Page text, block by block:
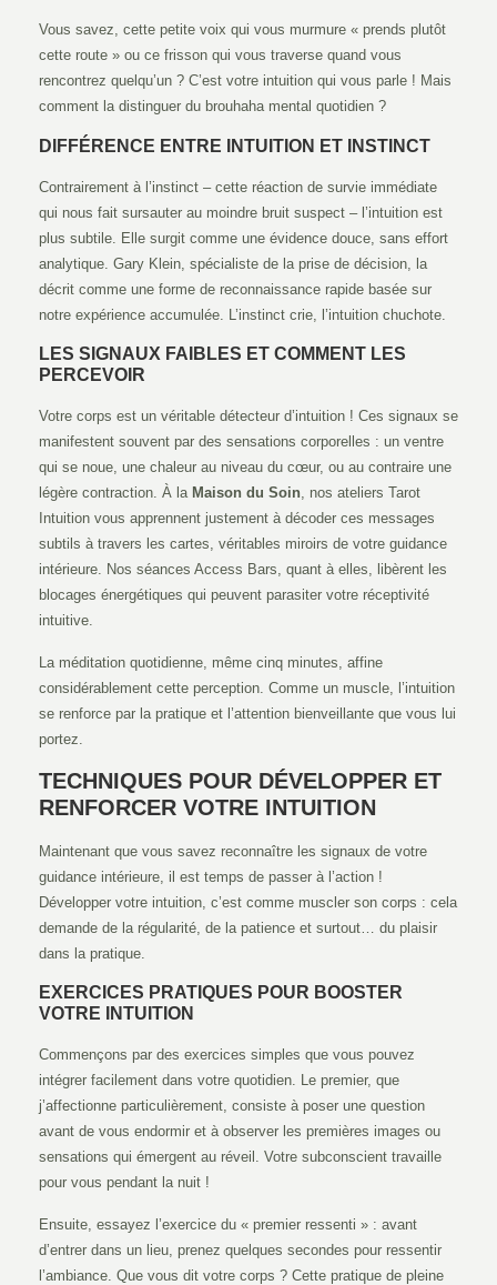
Vous savez, cette petite voix qui vous murmure « prends plutôt
cette route » ou ce frisson qui vous traverse quand vous
rencontrez quelqu’un ? C’est votre intuition qui vous parle ! Mais
comment la distinguer du brouhaha mental quotidien ?
DIFFÉRENCE ENTRE INTUITION ET INSTINCT
Contrairement à l’instinct – cette réaction de survie immédiate
qui nous fait sursauter au moindre bruit suspect – l’intuition est
plus subtile. Elle surgit comme une évidence douce, sans effort
analytique. Gary Klein, spécialiste de la prise de décision, la
décrit comme une forme de reconnaissance rapide basée sur
notre expérience accumulée. L’instinct crie, l’intuition chuchote.
LES SIGNAUX FAIBLES ET COMMENT LES
PERCEVOIR
Votre corps est un véritable détecteur d’intuition ! Ces signaux se
manifestent souvent par des sensations corporelles : un ventre
qui se noue, une chaleur au niveau du cœur, ou au contraire une
légère contraction. À la Maison du Soin, nos ateliers Tarot
Intuition vous apprennent justement à décoder ces messages
subtils à travers les cartes, véritables miroirs de votre guidance
intérieure. Nos séances Access Bars, quant à elles, libèrent les
blocages énergétiques qui peuvent parasiter votre réceptivité
intuitive.
La méditation quotidienne, même cinq minutes, affine
considérablement cette perception. Comme un muscle, l’intuition
se renforce par la pratique et l’attention bienveillante que vous lui
portez.
TECHNIQUES POUR DÉVELOPPER ET
RENFORCER VOTRE INTUITION
Maintenant que vous savez reconnaître les signaux de votre
guidance intérieure, il est temps de passer à l’action !
Développer votre intuition, c’est comme muscler son corps : cela
demande de la régularité, de la patience et surtout… du plaisir
dans la pratique.
EXERCICES PRATIQUES POUR BOOSTER
VOTRE INTUITION
Commençons par des exercices simples que vous pouvez
intégrer facilement dans votre quotidien. Le premier, que
j’affectionne particulièrement, consiste à poser une question
avant de vous endormir et à observer les premières images ou
sensations qui émergent au réveil. Votre subconscient travaille
pour vous pendant la nuit !
Ensuite, essayez l’exercice du « premier ressenti » : avant
d’entrer dans un lieu, prenez quelques secondes pour ressentir
l’ambiance. Que vous dit votre corps ? Cette pratique de pleine